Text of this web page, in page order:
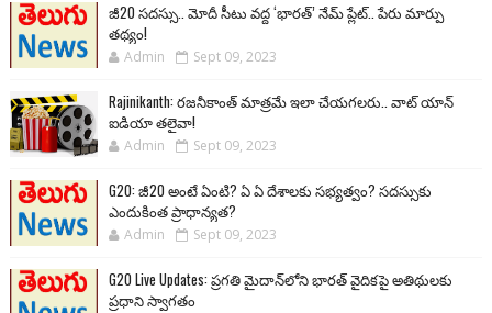
జీ20 సదస్సు.. మోదీ సీటు వద్ద ‘భారత్’ నేమ్ ప్లేట్‌.. పేరు మార్పు
తథ్యం!
Admin Sept 09, 2023
Rajinikanth: రజనీకాంత్ మాత్రమే ఇలా చేయగలరు.. వాట్ యాన్
ఐడియా తలైవా!
Admin Sept 09, 2023
G20: జీ20 అంటే ఏంటి? ఏ ఏ దేశాలకు సభ్యత్వం? సదస్సుకు
ఎందుకింత ప్రాధాన్యత?
Admin Sept 09, 2023
G20 Live Updates: ప్రగతి మైదాన్‌లోని భారత్ వైదికపై అతిథులకు
ప్రధాని స్వాగతం